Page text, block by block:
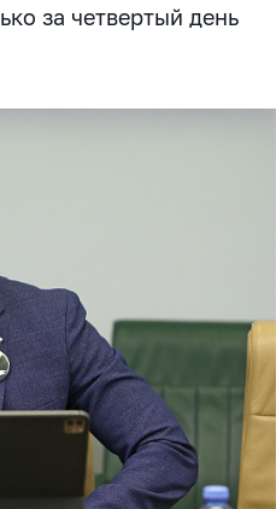
за четвертый день